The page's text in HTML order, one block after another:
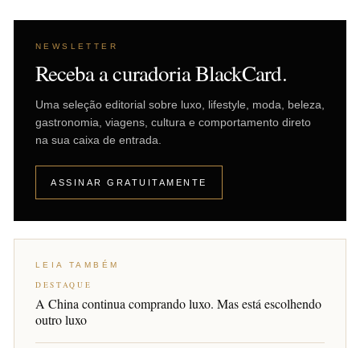
NEWSLETTER
Receba a curadoria BlackCard.
Uma seleção editorial sobre luxo, lifestyle, moda, beleza,
gastronomia, viagens, cultura e comportamento direto
na sua caixa de entrada.
ASSINAR GRATUITAMENTE
LEIA TAMBÉM
DESTAQUE
A China continua comprando luxo. Mas está escolhendo
outro luxo